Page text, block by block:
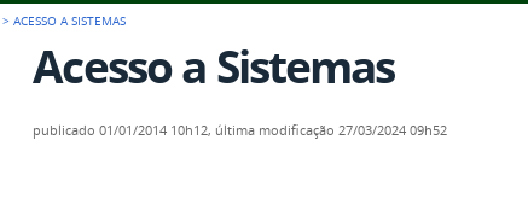
>ACESSO A SISTEMAS
Acesso a Sistemas
publicado 01/01/2014 10h12, última modificação 27/03/2024 09h52